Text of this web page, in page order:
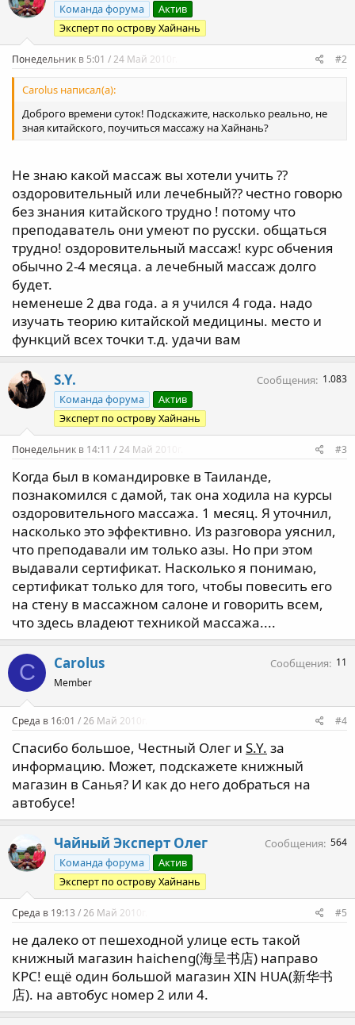
Команда форума
Актив
Эксперт по острову Хайнань
Понедельник в 5:01 / 24 Май 2010г. #2
Carolus написал(а):
Доброго времени суток! Подскажите, насколько реально, не
зная китайского, поучиться массажу на Хайнань?
Не знаю какой массаж вы хотели учить ??
оздоровительный или лечебный?? честно говорю
без знания китайского трудно ! потому что
преподаватель они умеют по русски. общаться
трудно! оздоровительный массаж! курс обчения
обычно 2-4 месяца. а лечебный массаж долго
будет.
неменеше 2 два года. а я учился 4 года. надо
изучать теорию китайской медицины. место и
функций всех точки т.д. удачи вам
S.Y.
Команда форума
Актив
Эксперт по острову Хайнань
Сообщения 1.083
Понедельник в 14:11 / 24 Май 2010г. #3
Когда был в командировке в Таиланде,
познакомился с дамой, так она ходила на курсы
оздоровительного массажа. 1 месяц. Я уточнил,
насколько это эффективно. Из разговора уяснил,
что преподавали им только азы. Но при этом
выдавали сертификат. Насколько я понимаю,
сертификат только для того, чтобы повесить его
на стену в массажном салоне и говорить всем,
что здесь владеют техникой массажа....
C Carolus
Member
Сообщения 11
Среда в 16:01 / 26 Май 2010г. #4
Спасибо большое, Честный Олег и S.Y. за
информацию. Может, подскажете книжный
магазин в Санья? И как до него добраться на
автобусе!
Чайный Эксперт Олег
Команда форума
Актив
Эксперт по острову Хайнань
Сообщения 564
Среда в 19:13 / 26 Май 2010г. #5
не далеко от пешеходной улице есть такой
книжный магазин haicheng(海呈书店) направо
КРС! ещё один большой магазин XIN HUA(新华书
店). на автобус номер 2 или 4.